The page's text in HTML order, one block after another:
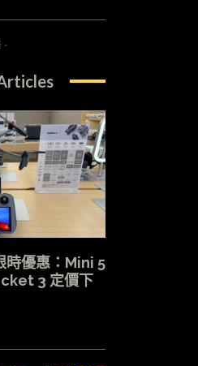
-
時優惠：Mini 5
3 定價下